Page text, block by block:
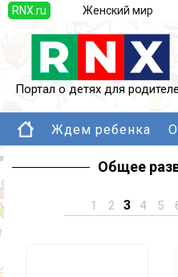
RNX.ru Женский мир
Портал о детях для
Ждем ребенка
Общее
1 2 3 4 5